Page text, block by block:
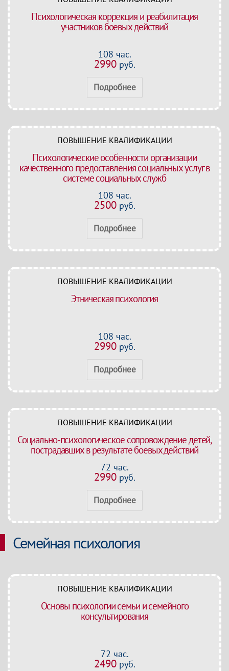
Психологическая коррекция и реабилитация
участников боевых действий
108 час.
2990руб.
Подробнее
ПОВЫШЕНИЕ КВАЛИФИКАЦИИ
Психологические особенности организации
качественного предоставления социальных услуг в
системе социальных служб
108 час.
2500руб.
Подробнее
ПОВЫШЕНИЕ КВАЛИФИКАЦИИ
Этническая психология
108 час.
2990руб.
Подробнее
ПОВЫШЕНИЕ КВАЛИФИКАЦИИ
Социально-психологическое сопровождение детей,
пострадавших в результате боевых действий
72 час.
2990руб.
Подробнее
Семейная психология
ПОВЫШЕНИЕ КВАЛИФИКАЦИИ
Основы психологии семьи и семейного
консультирования
72 час.
2490руб.